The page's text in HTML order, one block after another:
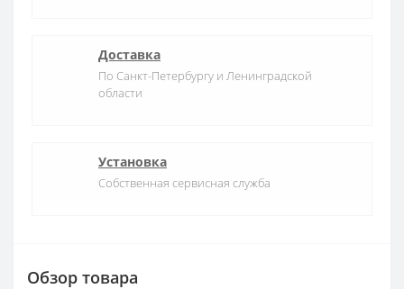
Доставка
По Санкт-Петербургу и Ленинградской
области
Установка
Собственная сервисная служба
Обзор товара